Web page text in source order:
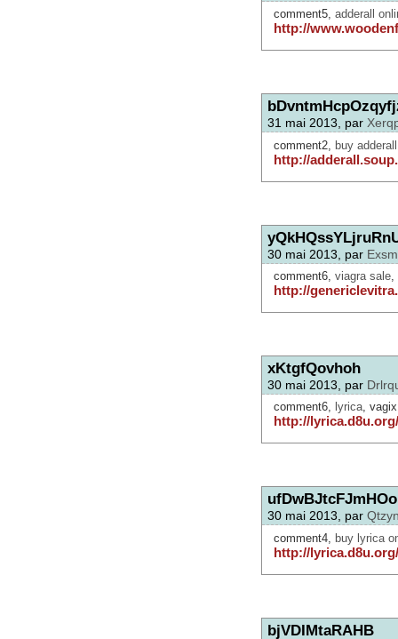
comment5, adderall
http://
31 mai 2013, par
comment2, buy
http://
30 mai 2013, par
comment6, viagra sale,
http://
xKtgfQovhoh
30 mai 2013, par
comment6, lyrica,
http://lyrica.d8u.org/
30 mai 2013, par
comment4, buy lyrica
http://lyrica.d8u.org/
bjVDIMtaRAHB